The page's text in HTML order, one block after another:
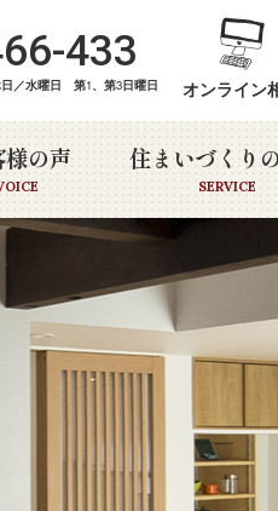
433
日／水曜日 第1 、第3日曜日 オンライン
様の声 住まいづくり
SERVICE